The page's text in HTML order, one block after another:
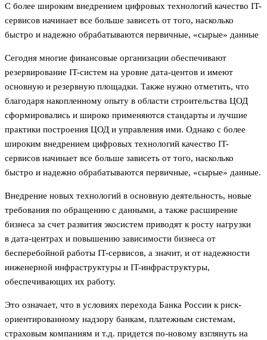
С более широким внедрением цифровых технологий качество IT-
сервисов начинает все больше зависеть от того, насколько
быстро и надежно обрабатываются первичные, «сырые» данные
Сегодня многие финансовые организации обеспечивают
резервирование IT-систем на уровне дата-центов и имеют
основную и резервную площадки. Также нужно отметить, что
благодаря накопленному опыту в области строительства ЦОД
сформировались и широко применяются стандарты и лучшие
практики построения ЦОД и управления ими. Однако с более
широким внедрением цифровых технологий качество IT-
сервисов начинает все больше зависеть от того, насколько
быстро и надежно обрабатываются первичные, «сырые» данные.
Внедрение новых технологий в основную деятельность, новые
требования по обращению с данными, а также расширение
бизнеса за счет развития экосистем приводят к росту нагрузки
в дата-центрах и повышению зависимости бизнеса от
бесперебойной работы IT-сервисов, а значит, и от надежности
инженерной инфраструктуры и IT-инфраструктуры,
обеспечивающих их работу.
Это означает, что в условиях перехода Банка России к риск-
ориентированному надзору банкам, платежным системам,
страховым компаниям и т.д. придется по-новому взглянуть на